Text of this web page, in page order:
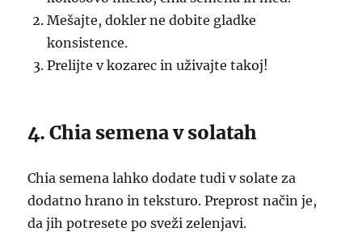
Mešajte, dokler ne dobite gladke
konsistence.
Prelijte v kozarec in uživajte takoj!
4. Chia semena v solatah
Chia semena lahko dodate tudi v solate za
dodatno hrano in teksturo. Preprost način je,
da jih potresete po sveži zelenjavi.